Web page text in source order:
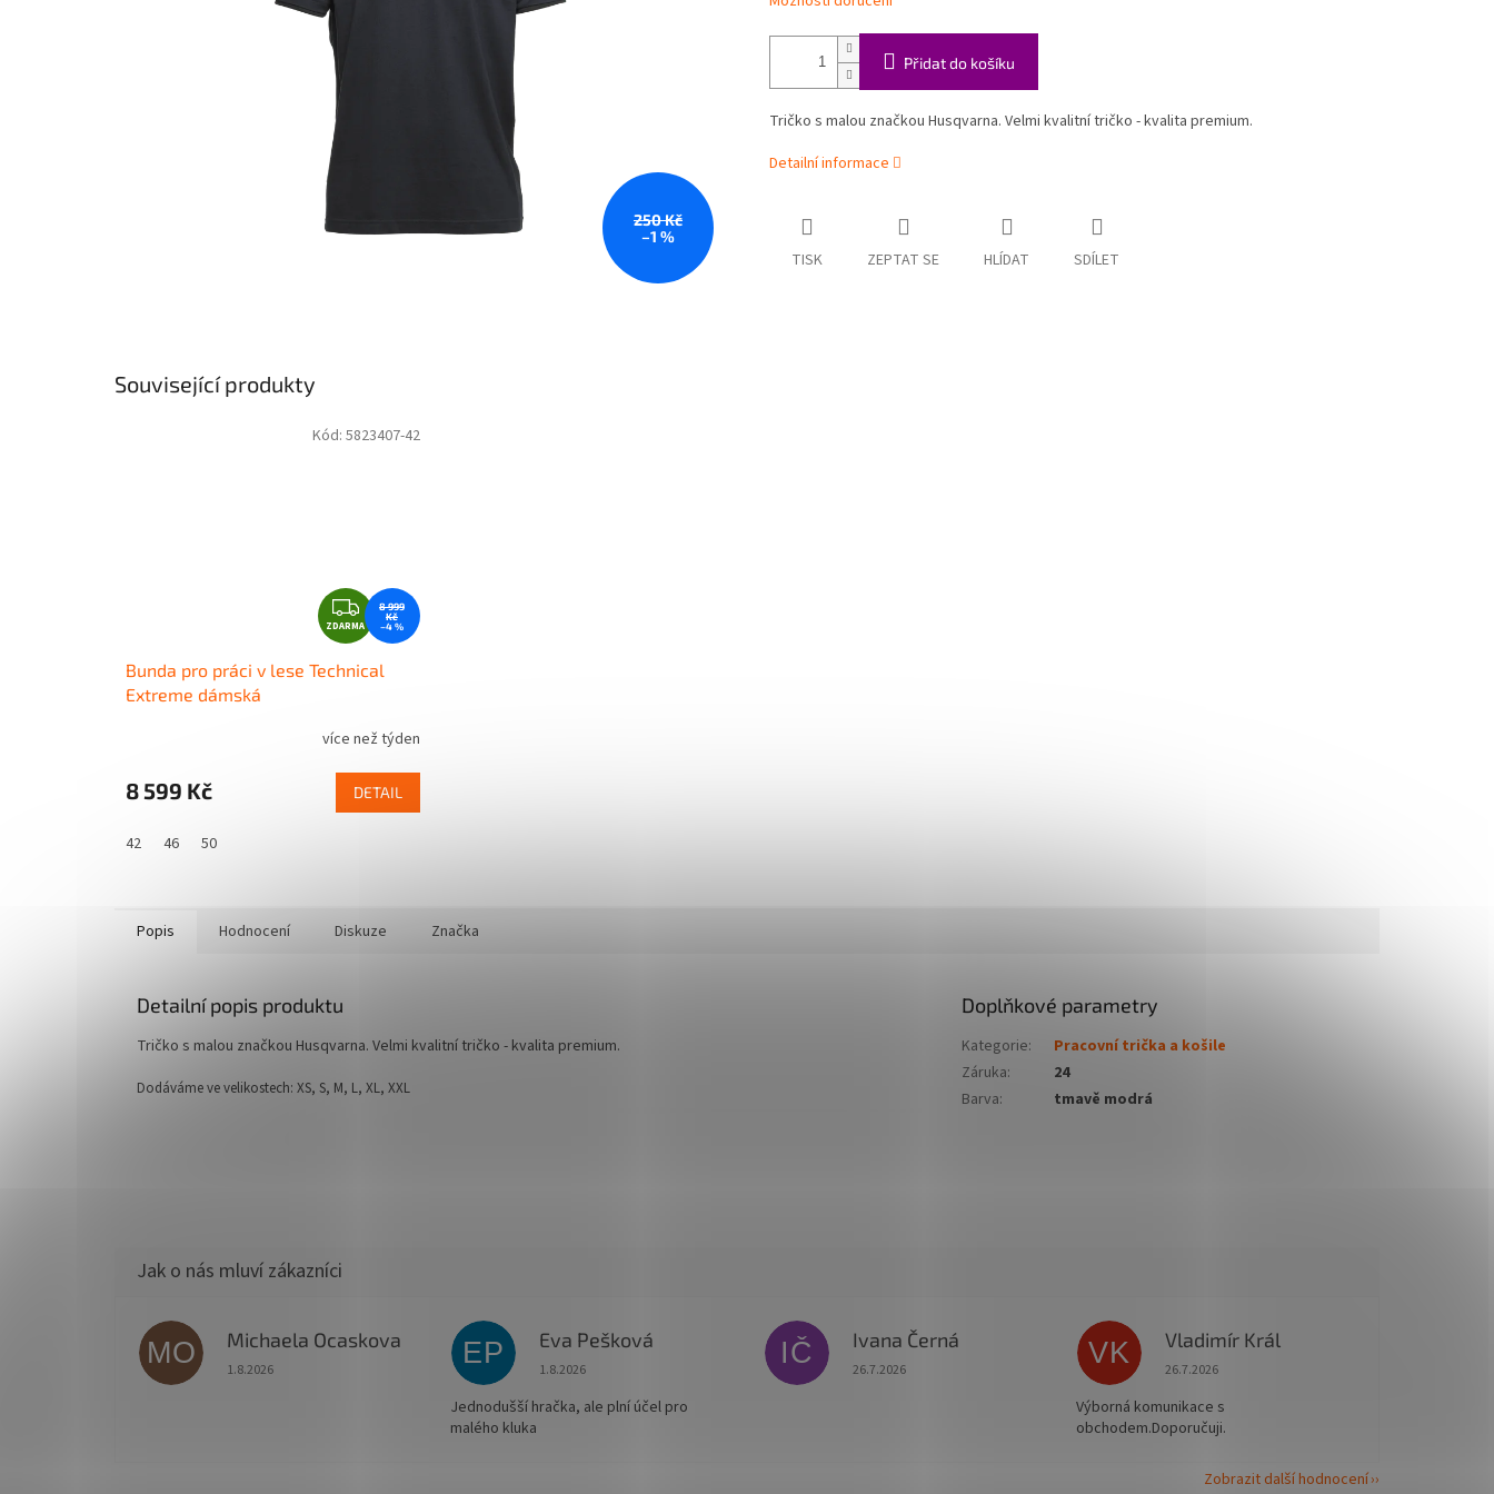
250 Kč
–1 %
Přidat do košíku
Tričko s malou značkou Husqvarna. Velmi kvalitní tričko - kvalita premium.
Detailní informace
TISK ZEPTAT SE HLÍDAT SDÍLET
Související produkty
Z
D
A
R
A
ZDARMA
8 999
Kč
–4 %
Bunda pro práci v lese Technical
Extreme dámská
více než týden
8 599 Kč DETAIL
42 46 50
Kód: 5823407-42
Popis Hodnocení Diskuze Značka
Detailní popis produktu
Tričko s malou značkou Husqvarna. Velmi kvalitní tričko - kvalita premium.
Dodáváme ve velikostech: XS, S, M, L, XL, XXL
Doplňkové parametry
Kategorie:
Pracovní trička a košile
Záruka:
24
Barva: tmavě modrá
MO Michaela Ocaskova
Hodnocení obchodu je 5 z 5 hvězdiček.
1.8.2026
EP Eva Pešková
Hodnocení obchodu je 5 z 5 hvězdiček.
1.8.2026
Jednodušší hračka, ale plní účel pro
malého kluka
IČ Ivana Černá
Hodnocení obchodu je 5 z 5 hvězdiček.
26.7.2026
VK Vladimír Král
Hodnocení obchodu je 5 z 5 hvězdiček.
26.7.2026
Výborná komunikace s
obchodem.Doporučuji.
Zobrazit další hodnocení